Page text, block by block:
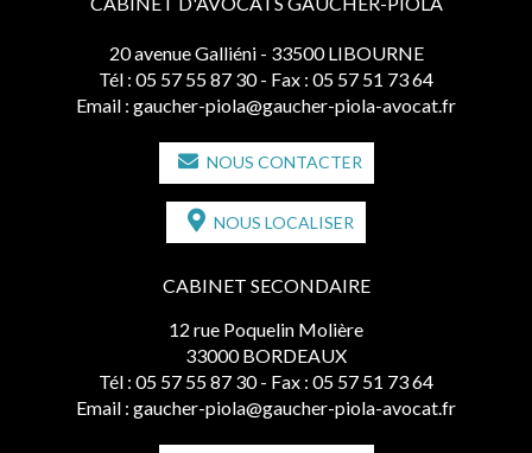
20 avenue Galliéni - 33500 LIBOURNE
Tél : 05 57 55 87 30 - Fax : 05 57 51 73 64
Email : gaucher-piola@gaucher-piola-avocat.fr
NOUS CONTACTER
NOUS LOCALISER
CABINET SECONDAIRE
12 rue Poquelin Molière
33000 BORDEAUX
Tél : 05 57 55 87 30 - Fax : 05 57 51 73 64
Email : gaucher-piola@gaucher-piola-avocat.fr